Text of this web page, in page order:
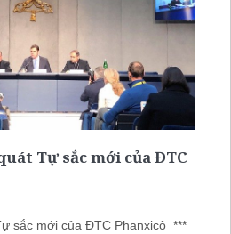
Tự sắc mới của ĐTC
sắc mới của ĐTC Phanxicô ***